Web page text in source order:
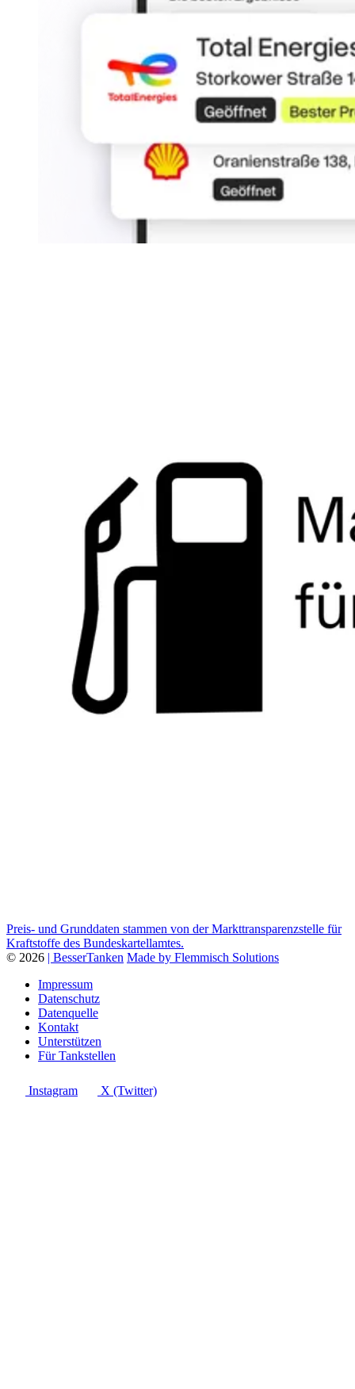
Preis- und Grunddaten stammen von der Markttransparenzstelle für
Kraftstoffe des Bundeskartellamtes.
© 2026 | BesserTanken Made by Flemmisch Solutions
Impressum
Datenschutz
Datenquelle
Kontakt
Unterstützen
Für Tankstellen
Instagram X (Twitter)